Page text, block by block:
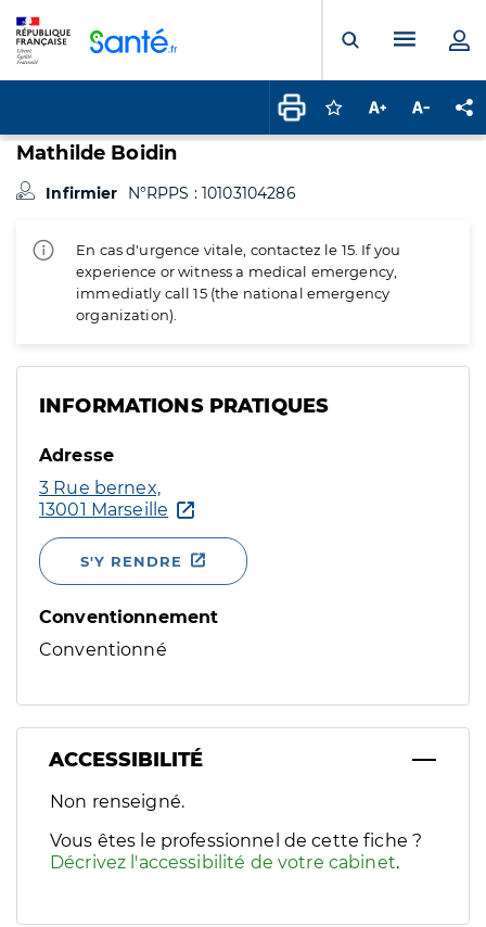
Ouvrir laMenu
Connectez-vous
Augmenter la
Mathilde Boidin
Infirmier N°RPPS : 10103104286
En cas d'urgence vitale, contactez le 15. If you
experience or witness a medical emergency,
immediatly call 15 (the national emergency
organization).
INFORMATIONS PRATIQUES
Adresse
3 Rue bernex,
13001 Marseille
S'Y RENDRE
Conventionnement
Conventionné
ACCESSIBILITÉ
Filtres
Sélectionnez un ou plusieurs handicaps/besoins
Non renseigné.
Vous êtes le professionnel de cette fiche ?
Décrivez l'accessibilité de votre cabinet.